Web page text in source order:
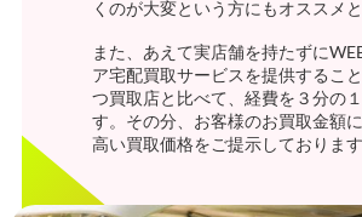
くのが大変という方にもオススメ
また、あえて実店舗を持たずに
ア宅配買取サービスを提供するこ
つ買取店と比べて、経費を３分の
す。その分、お客様のお買取金額
高い買取価格をご提示しております